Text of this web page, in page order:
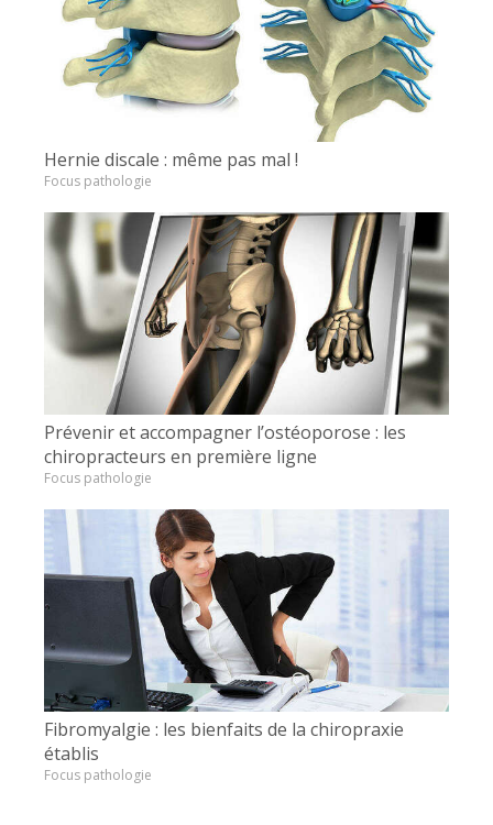
Hernie discale : même pas mal !
Focus pathologie
Prévenir et accompagner l’ostéoporose : les
chiropracteurs en première ligne
Focus pathologie
Fibromyalgie : les bienfaits de la chiropraxie
établis
Focus pathologie